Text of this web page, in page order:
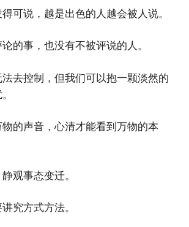
可说，越是出色的人越会被人说。
的事，也没有不被评说的人。
去控制，但我们可以抱一颗淡然的
的声音，心清才能看到万物的本
观事态变迁。
究方式方法。